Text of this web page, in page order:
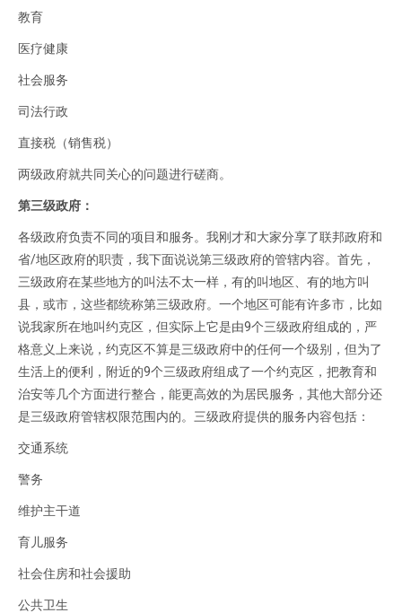
教育
医疗健康
社会服务
司法行政
直接税（销售税）
两级政府就共同关心的问题进行磋商。
第三级政府：
各级政府负责不同的项目和服务。我刚才和大家分享了联邦政府和
省/地区政府的职责，我下面说说第三级政府的管辖内容。首先，
三级政府在某些地方的叫法不太一样，有的叫地区、有的地方叫
县，或市，这些都统称第三级政府。一个地区可能有许多市，比如
说我家所在地叫约克区，但实际上它是由9个三级政府组成的，严
格意义上来说，约克区不算是三级政府中的任何一个级别，但为了
生活上的便利，附近的9个三级政府组成了一个约克区，把教育和
治安等几个方面进行整合，能更高效的为居民服务，其他大部分还
是三级政府管辖权限范围内的。三级政府提供的服务内容包括：
交通系统
警务
维护主干道
育儿服务
社会住房和社会援助
公共卫生